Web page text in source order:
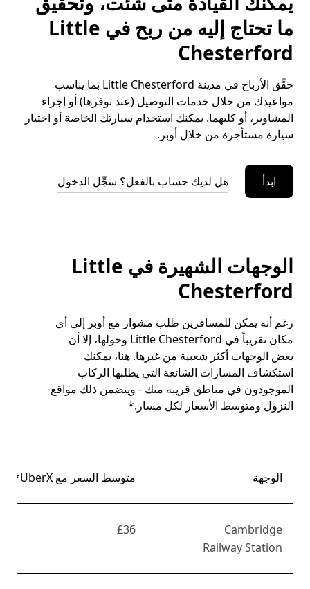
ما تحتاج إليه من ربح في Little
Chesterford
حقِّق الأرباح في مدينة Little Chesterford بما يناسب
مواعيدك من خلال خدمات التوصيل (عند توفرها) أو إجراء
المشاوير، أو كليهما. يمكنك استخدام سيارتك الخاصة أو اختيار
سيارة مستأجرة من خلال أوبر.
ابدأ هل لديك حساب بالفعل؟ سجِّل الدخول
الوجهات الشهيرة في Little
Chesterford
رغم أنه يمكن للمسافرين طلب مشوار مع أوبر إلى أي
مكان تقريباً في Little Chesterford وحولها، إلا أن
بعض الوجهات أكثر شعبية من غيرها. هنا، يمكنك
استكشاف المسارات الشائعة التي يطلبها الركاب
الموجودون في مناطق قريبة منك - ويتضمن ذلك مواقع
النزول ومتوسط الأسعار لكل مسار.*
الوجهة متوسط السعر مع UberX*
Cambridge
Railway Station
£36